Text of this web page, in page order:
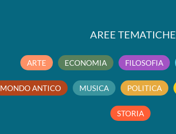
AREE TEMATICHE
ARTE ECONOMIA FILOSOFIA
MONDO ANTICO MUSICA POLITICA
STORIA